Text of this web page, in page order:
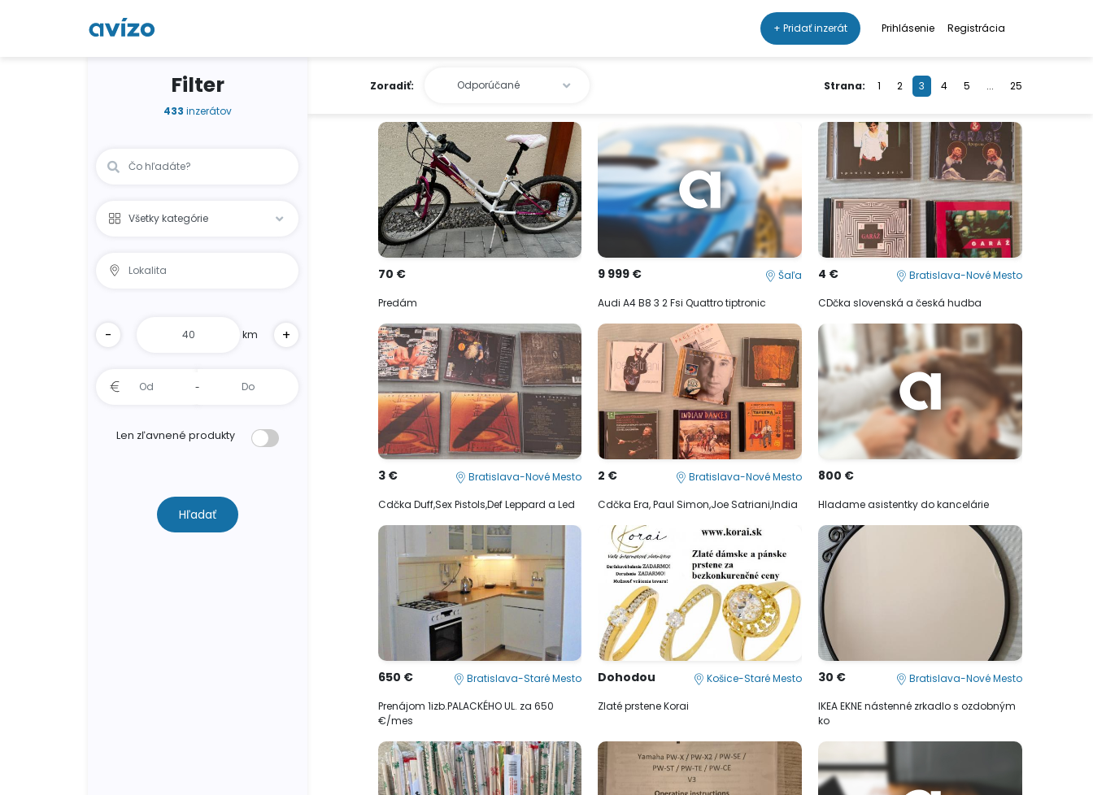
+ Pridať inzerát Prihlásenie Registrácia
Filter
433 inzerátov
- km +
-
Len zľavnené produkty
Hľadať
Zoradiť: Strana: 1 2 3 4 5 ... 25
70 €
Predám
9 999 € Šaľa
Audi A4 B8 3 2 Fsi Quattro tiptronic
4 € Bratislava-Nové Mesto
CDčka slovenská a česká hudba
3 € Bratislava-Nové Mesto
Cdčka Duff,Sex Pistols,Def Leppard a Led
2 € Bratislava-Nové Mesto
Cdčka Era, Paul Simon,Joe Satriani,India
800 €
Hladame asistentky do kancelárie
650 € Bratislava-Staré Mesto
Prenájom 1izb.PALACKÉHO UL. za 650
€/mes
Dohodou Košice-Staré Mesto
Zlaté prstene Korai
30 € Bratislava-Nové Mesto
IKEA EKNE nástenné zrkadlo s ozdobným
ko